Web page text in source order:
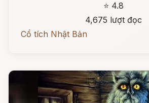
⭐ 4.8
4,675 lượt đọc
Cổ tích Nhật Bản